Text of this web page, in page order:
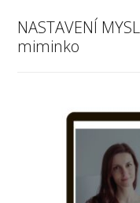
NASTAVENÍ
miminko